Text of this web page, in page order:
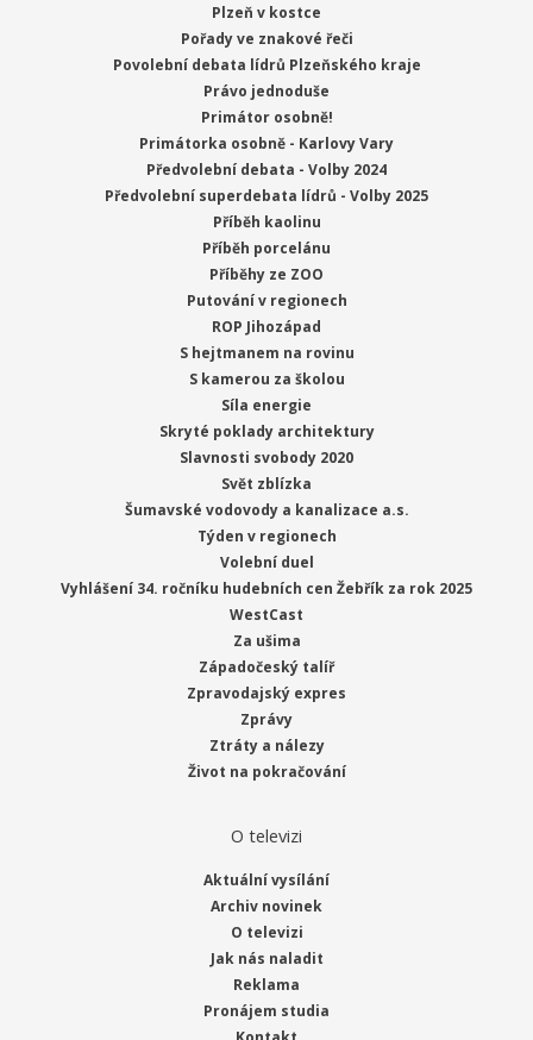
Plzeň v kostce
Pořady ve znakové řeči
Povolební debata lídrů Plzeňského kraje
Právo jednoduše
Primátor osobně!
Primátorka osobně - Karlovy Vary
Předvolební debata - Volby 2024
Předvolební superdebata lídrů - Volby 2025
Příběh kaolinu
Příběh porcelánu
Příběhy ze ZOO
Putování v regionech
ROP Jihozápad
S hejtmanem na rovinu
S kamerou za školou
Síla energie
Skryté poklady architektury
Slavnosti svobody 2020
Svět zblízka
Šumavské vodovody a kanalizace a.s.
Týden v regionech
Volební duel
Vyhlášení 34. ročníku hudebních cen Žebřík za rok 2025
WestCast
Za ušima
Západočeský talíř
Zpravodajský expres
Zprávy
Ztráty a nálezy
Život na pokračování
O televizi
Aktuální vysílání
Archiv novinek
O televizi
Jak nás naladit
Reklama
Pronájem studia